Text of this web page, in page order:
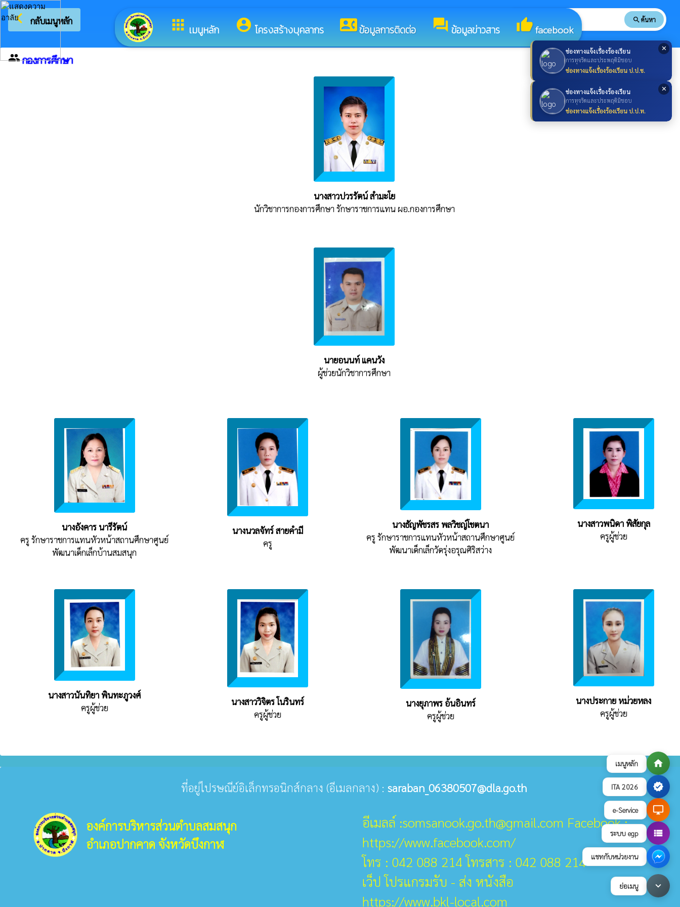
เมนูหลัก home
ITA 2026 verified
e-Service desktop_windows
ระบบ egp view_list
แชทกับหน่วยงาน
ย่อเมนู keyboard_arrow_down
✕
ช่องทางแจ้งเรื่องร้องเรียน
การทุจริตและประพฤติมิชอบ
ช่องทางแจ้งเรื่องร้องเรียน ป.ป.ช.
✕
ช่องทางแจ้งเรื่องร้องเรียน
การทุจริตและประพฤติมิชอบ
ช่องทางแจ้งเรื่องร้องเรียน ป.ป.ท.
apps เมนูหลัก account_circle โครงสร้างบุคลากร contact_phoneข้อมูลการติดต่อ forum ข้อมูลข่าวสาร thumb_upfacebook
arrow_back_ios กลับเมนูหลัก ยินดีต้อนรับสู่เว็บไซต์ของ องค์การบริหารส่วนตำบลสมสนุก search search ค้นหา
groupกองการศึกษา
นางสาวปวรรัตน์ สำมะโย
นักวิชาการกองการศึกษา รักษาราชการแทน ผอ.กองการศึกษา
นายอนนท์ แคนวัง
ผู้ช่วยนักวิชาการศึกษา
นางอังคาร นารีรัตน์
ครู รักษาราชการแทนหัวหน้าสถานศึกษาศูนย์
พัฒนาเด็กเล็กบ้านสมสนุก
นางนวลจัทร์ สายคำมี
ครู
นางธัญพัชรสร พลวิชญ์โชตนา
ครู รักษาราชการแทนหัวหน้าสถานศึกษาศูนย์
พัฒนาเด็กเล็กวัดรุ่งอรุณศิริสว่าง
นางสาวพนิดา พิสัยกุล
ครูผู้ช่วย
นางสาวนันทิยา พินทะภูวงศ์
ครูผู้ช่วย
นางสาววิจิตร โนรินทร์
ครูผู้ช่วย
นางยุภาพร อ้นอินทร์
ครูผู้ช่วย
นางประกาย หม่วยหลง
ครูผู้ช่วย
ที่อยู่ไปรษณีย์อิเล็กทรอนิกส์กลาง (อีเมลกลาง) : saraban_06380507@dla.go.th
องค์การบริหารส่วนตำบลสมสนุก
อำเภอปากคาด จังหวัดบึงกาฬ
อีเมลล์ :somsanook.go.th@gmail.com Facebook :
https://www.facebook.com/
โทร : 042 088 214 โทรสาร : 042 088 214
เว็ป โปรแกรมรับ - ส่ง หนังสือ
https://www.bkl-local.com